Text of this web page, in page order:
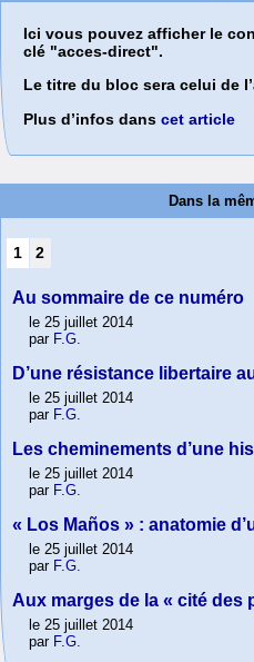
Ici vous pouvez afficher le
clé "acces-direct".
Le titre du bloc sera celui de
Plus d’infos dans cet article
Dans la
1 2
Au sommaire de ce numéro
le 25 juillet 2014
par F.G.
D’une résistance libertaire
le 25 juillet 2014
par F.G.
Les cheminements d’une
le 25 juillet 2014
par F.G.
« Los Maños » : anatomie
le 25 juillet 2014
par F.G.
Aux marges de la « cité des
le 25 juillet 2014
par F.G.